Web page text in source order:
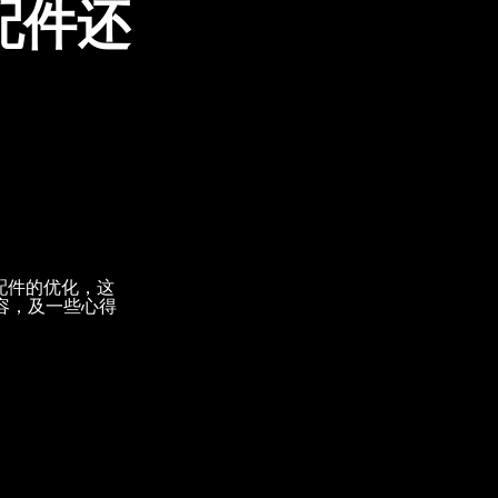
件还
件的优化，这
，及一些心得